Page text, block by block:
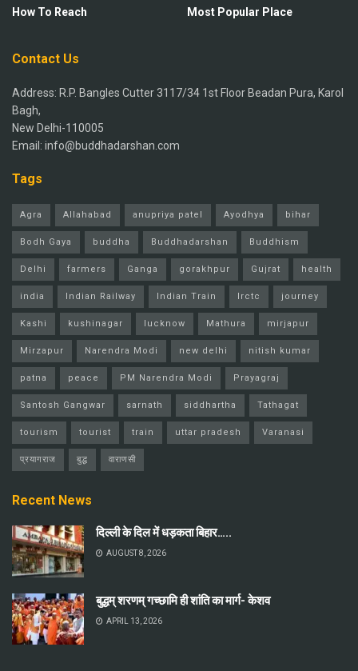
How To Reach
Most Popular Place
Contact Us
Address: R.P. Bangles Cutter 3117/34 1st Floor Beadan Pura, Karol
Bagh,
New Delhi-110005
Email: info@buddhadarshan.com
Tags
Agra Allahabad anupriya patel Ayodhya bihar
Bodh Gaya buddha Buddhadarshan Buddhism
Delhi farmers Ganga gorakhpur Gujrat health
india Indian Railway Indian Train Irctc journey
Kashi kushinagar lucknow Mathura mirjapur
Mirzapur Narendra Modi new delhi nitish kumar
patna peace PM Narendra Modi Prayagraj
Santosh Gangwar sarnath siddhartha Tathagat
tourism tourist train uttar pradesh Varanasi
प्रयागराज बुद्ध वाराणसी
Recent News
दिल्ली के दिल में धड़कता बिहार…..
AUGUST 8, 2026
बुद्धम् शरणम् गच्छामि ही शांति का मार्ग- केशव
APRIL 13, 2026